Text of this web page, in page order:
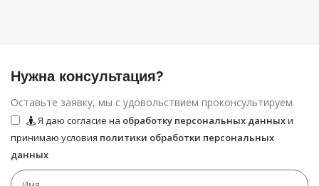
Нужна консультация?
Оставьте заявку, мы с удовольствием проконсультируем.
Я даю согласие на обработку персональных данныхи
принимаю условия политики обработки персональных
данных